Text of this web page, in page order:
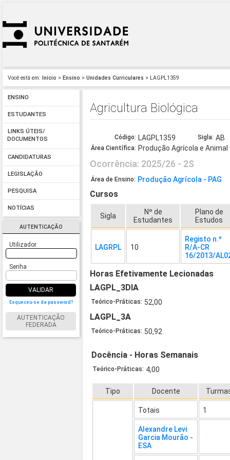
Você está em: Início > Ensino > Unidades Curriculares > LAGPL1359
ENSINO
ESTUDANTES
LINKS ÚTEIS/
DOCUMENTOS
CANDIDATURAS
LEGISLAÇÃO
PESQUISA
NOTÍCIAS
AUTENTICAÇÃO
Utilizador
Senha
VALIDAR
Esqueceu-se da password?
AUTENTICAÇÃO
FEDERADA
Agricultura Biológica
Código: LAGPL1359 Sigla: AB
Área Científica: Produção Agrícola e Animal
Ocorrência: 2025/26 - 2S
Área de Ensino: Produção Agrícola - PAG
Cursos
Sigla
Nº de
Estudantes
Plano de
Estudos
LAGRPL 10
Registo n.º
R/A-CR
16/2013/
Horas Efetivamente Lecionadas
LAGPL_3DIA
Teórico-Práticas: 52,00
LAGPL_3A
Teórico-Práticas: 50,92
Docência - Horas Semanais
Teórico-Práticas: 4,00
Tipo Docente
Totais 1
Alexandre Levi
Garcia Mourão -
ESA